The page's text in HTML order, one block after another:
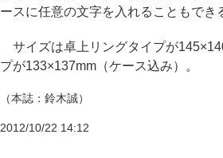
ースに任意の文字を入れることもでき
サイズは卓上リングタイプが
プが133×137mm（ケース込み）。
（本誌：鈴木誠）
2012/10/22 14:12